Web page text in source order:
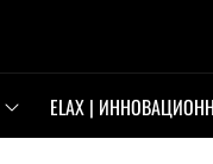
ELAX |